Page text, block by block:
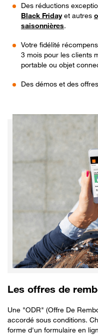
Des réductions
Black Fridayet autres
saisonnières.
Votre fidélité
3 mois pour les clients
portable ou objet
Des démos et des
Les offres de
Une "ODR" (Offre De
accordé sous conditions.
forme d'un formulaire en